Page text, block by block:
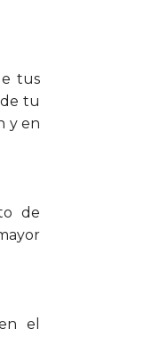
tus
tu
y en
de
el